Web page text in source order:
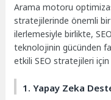
Arama motoru
stratejilerinde önemli bir
ilerlemesiyle birlikte,
teknolojinin gücünden
etkili SEO stratejileri için
1. Yapay Zeka